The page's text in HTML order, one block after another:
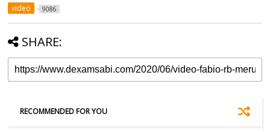
video 9086
SHARE:
RECOMMENDED FOR YOU